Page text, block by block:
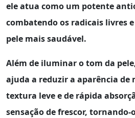
ele atua como um potente
combatendo os radicais livres
pele mais saudável.
Além de iluminar o tom da
ajuda a reduzir a aparência de
textura leve e de rápida
sensação de frescor, tornando-